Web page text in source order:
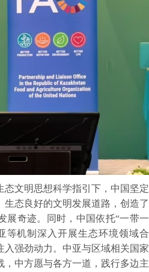
态文明思想科学指引下，中国坚定
态良好的文明发展道路，创造了
展奇迹。同时，中国依托“一带一
等机制深入开展生态环境领域合
强劲动力。中亚与区域相关国家
中方愿与各方一道，践行多边主